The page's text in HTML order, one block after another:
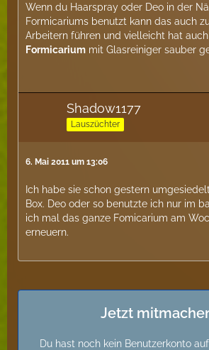
Wenn du Haarspray oder Deo in der
Formicariums benutzt kann das auch
Arbeitern führen und vielleicht hat
Formicarium mit Glasreiniger sauber
Shadow1177
Lauszüchter
6. Mai 2011 um 13:06
Ich habe sie schon gestern
Box. Deo oder so benutzte ich nur im
ich mal das ganze Fomicarium am
erneuern.
Jetzt
Du hast noch kein Benutzerkonto